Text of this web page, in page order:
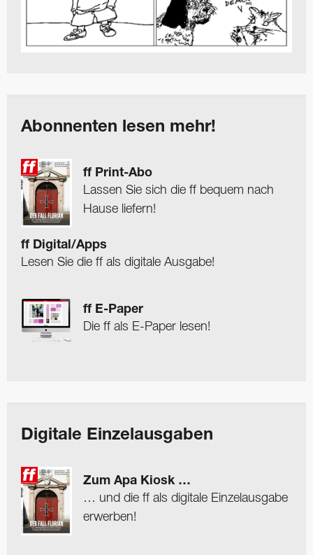
Abonnenten lesen mehr!
ff Print-Abo
Lassen Sie sich die ff bequem nach
Hause liefern!
ff Digital/Apps
Lesen Sie die ff als digitale Ausgabe!
ff E-Paper
Die ff als E-Paper lesen!
Digitale Einzelausgaben
Zum Apa Kiosk …
… und die ff als digitale Einzelausgabe
erwerben!